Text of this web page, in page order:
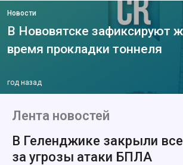
Новости
В Нововятске зафиксируют
время прокладки тоннеля
год назад
Лента новостей
В Геленджике закрыли
за угрозы атаки БПЛА